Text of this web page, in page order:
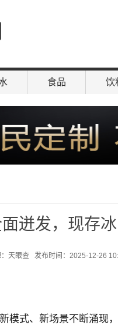
食品 饮
迸发，现存
天眼查 发布时间：2025-12-26
模式、新场景不断涌现